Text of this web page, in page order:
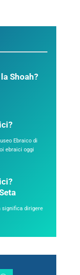
Shoah?
Ebraico di
ebraici oggi
significa dirigere